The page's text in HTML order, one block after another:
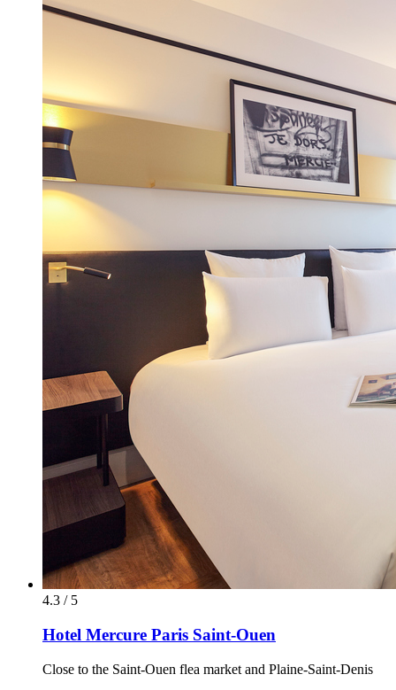
4.3 / 5
Hotel Mercure Paris Saint-Ouen
Close to the Saint-Ouen flea market and Plaine-Saint-Denis